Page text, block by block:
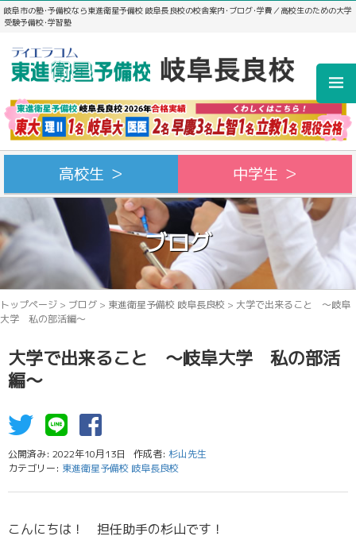
岐阜市の塾･予備校なら東進衛星予備校 岐阜長良校の校舎案内･ブログ･学費／高校生のための大学
受験予備校･学習塾
高校生 ＞ 中学生 ＞
ブログ
トップページ > ブログ > 東進衛星予備校 岐阜長良校 > 大学で出来ること ～岐阜
大学 私の部活編～
大学で出来ること ～岐阜大学 私の部活
編～
公開済み: 2022年10月13日 作成者: 杉山先生
カテゴリー: 東進衛星予備校 岐阜長良校
こんにちは！ 担任助手の杉山です！